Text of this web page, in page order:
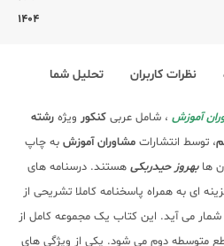
1404
نظرات کاربران تحلیل شما
آموزش ، شامل عربی کنکور ویژه رشته
، توسط انتشارات مشاوران آموزش به چاپ
هابهروز حیدربکی هستند. درسنامه های
پرسش چهارگزینه ای به همراه پاسخنامه کاملا تشریحی از
می آید. این کتاب یک مجموعه کامل از
متوسطه دوم می شود. یکی از ویژگی های